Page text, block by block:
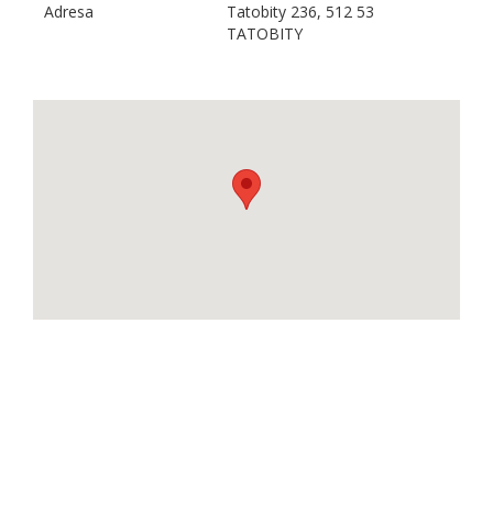
Adresa
Tatobity 236, 512 53
TATOBITY